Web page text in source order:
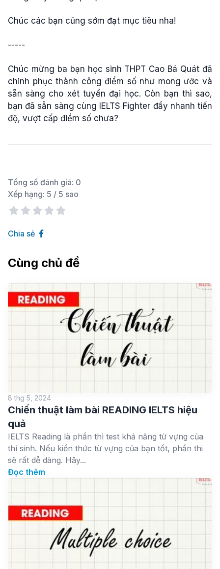
Chúc các bạn cũng sớm đạt mục tiêu nha!
-----
Chúc mừng ba bạn học sinh THPT Cao Bá Quát đã
chinh phục thành công điểm số như mong ước và
sẵn sàng cho xét tuyển đại học. Còn bạn thì sao,
bạn đã sẵn sàng cùng IELTS Fighter đẩy nhanh tiến
độ, vượt cấp điểm số chưa?
Tổng số đánh giá: 0
Xếp hạng: 5 / 5 sao
Chia sẻ
Cùng chủ đề
8 thg 5, 2024
Chiến thuật làm bài READING IELTS hiệu
quả
IELTS Reading là phần thì test khả năng từ vựng của
thí sinh. Nếu kiến thức từ vựng của bạn tốt, phần thi
sẽ rất dễ dàng. Hãy...
Đọc thêm